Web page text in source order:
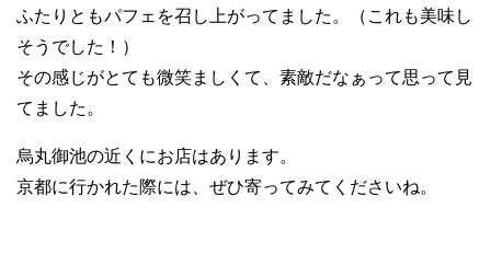
ふたりともパフェを召し上がってました。（これも美味し
そうでした！）
その感じがとても微笑ましくて、素敵だなぁって思って見
てました。
烏丸御池の近くにお店はあります。
京都に行かれた際には、ぜひ寄ってみてくださいね。